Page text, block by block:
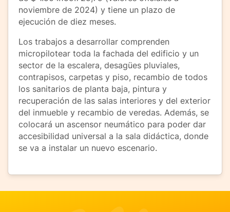
noviembre de 2024) y tiene un plazo de
ejecución de diez meses.
Los trabajos a desarrollar comprenden
micropilotear toda la fachada del edificio y un
sector de la escalera, desagües pluviales,
contrapisos, carpetas y piso, recambio de todos
los sanitarios de planta baja, pintura y
recuperación de las salas interiores y del exterior
del inmueble y recambio de veredas. Además, se
colocará un ascensor neumático para poder dar
accesibilidad universal a la sala didáctica, donde
se va a instalar un nuevo escenario.